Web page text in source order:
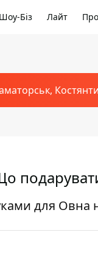
Шоу-Біз Лайт
для Овна